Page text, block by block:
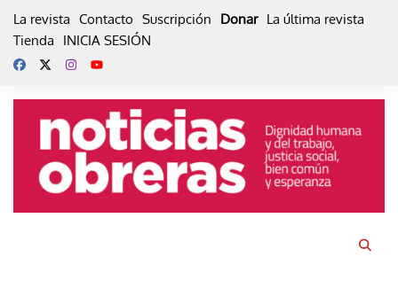
La revista Contacto Suscripción Donar La última revista
Tienda
INICIA SESIÓN